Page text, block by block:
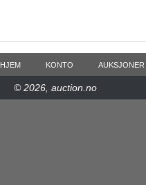
HJEM KONTO AUKSJONER
© 2026, auction.no